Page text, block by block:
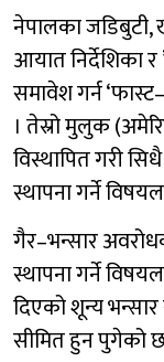
नेपालका जडिबुटी,
आयात निर्देशिका र
समावेश गर्न
। तेस्रो मुलुक
विस्थापित गरी
स्थापना गर्ने
गैर–भन्सार
स्थापना गर्ने
दिएको शून्य
सीमित हुन पुगेको